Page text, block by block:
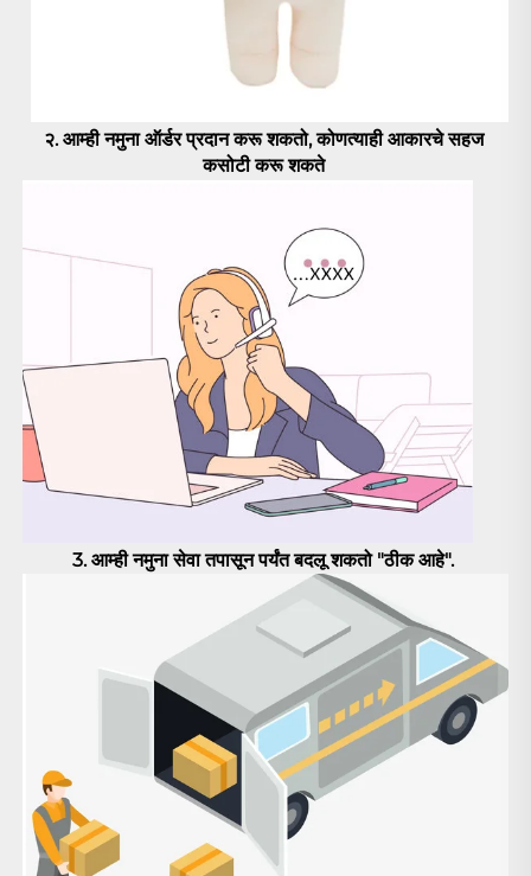
२. आम्ही नमुना ऑर्डर प्रदान करू शकतो, कोणत्याही आकारचे सहज
कसोटी करू शकते
3. आम्ही नमुना सेवा तपासून पर्यंत बदलू शकतो "ठीक आहे".